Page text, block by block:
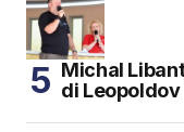
Michal
di Leopoldov